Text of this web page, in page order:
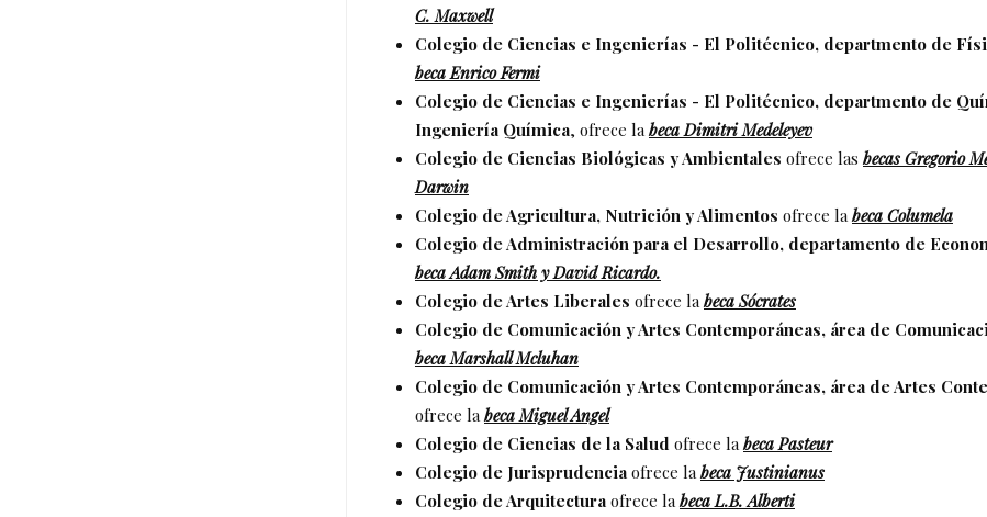
C. Maxwell
Colegio de Ciencias e Ingenierías - El Politécnico, departmento de
becaEnrico Fermi
Colegio de Ciencias e Ingenierías - El Politécnico, departmento de
Ingeniería Química, ofrece labeca Dimitri Medeleyev
Colegio de Ciencias Biológicas y Ambientales ofrece las becas Gregorio
Darwin
Colegio de Agricultura, Nutrición y Alimentos ofrece labeca Columela
Colegio de Administración para el Desarrollo, departamento de
beca Adam Smith y David Ricardo.
Colegio de Artes Liberales ofrece labeca Sócrates
Colegio de Comunicación y Artes Contemporáneas, área de
beca Marshall Mcluhan
Colegio de Comunicación y Artes Contemporáneas, área de Artes
ofrece labeca Miguel Angel
Colegio de Ciencias de la Salud ofrece labeca Pasteur
Colegio de Jurisprudencia ofrece labeca Justinianus
Colegio de Arquitectura ofrece labeca L.B. Alberti